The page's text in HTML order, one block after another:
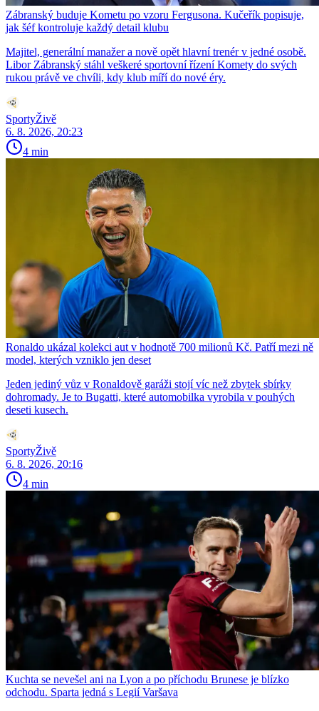
Zábranský buduje Kometu po vzoru Fergusona. Kučeřík popisuje,
jak šéf kontroluje každý detail klubu
Majitel, generální manažer a nově opět hlavní trenér v jedné osobě.
Libor Zábranský stáhl veškeré sportovní řízení Komety do svých
rukou právě ve chvíli, kdy klub míří do nové éry.
SportyŽivě
6. 8. 2026, 20:23
4 min
Ronaldo ukázal kolekci aut v hodnotě 700 milionů Kč. Patří mezi ně
model, kterých vzniklo jen deset
Jeden jediný vůz v Ronaldově garáži stojí víc než zbytek sbírky
dohromady. Je to Bugatti, které automobilka vyrobila v pouhých
deseti kusech.
SportyŽivě
6. 8. 2026, 20:16
4 min
Kuchta se nevešel ani na Lyon a po příchodu Brunese je blízko
odchodu. Sparta jedná s Legií Varšava